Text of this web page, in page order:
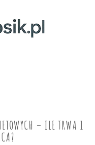
– ILE TRWA I